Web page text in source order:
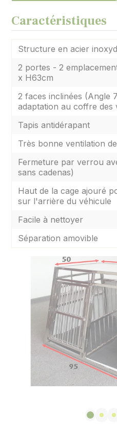
Caractéristiques
Structure en acier
2 portes - 2
x H63cm
2 faces inclinées (Angle
adaptation au coffre des
Tapis antidérapant
Très bonne ventilation
Fermeture par verrou
sans cadenas)
Haut de la cage ajouré
sur l'arrière du véhicule
Facile à nettoyer
Séparation amovible